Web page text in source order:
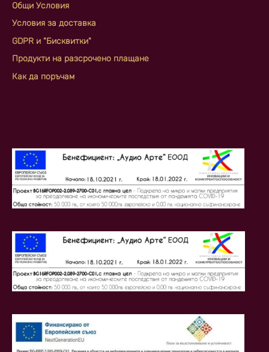
Общи Условия
Условия за доставка
GDPR и "Бисквитки"
Продукти на разсрочено плащане
Как да поръчам